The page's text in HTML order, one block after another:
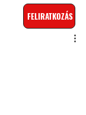
FELIRATKOZÁS